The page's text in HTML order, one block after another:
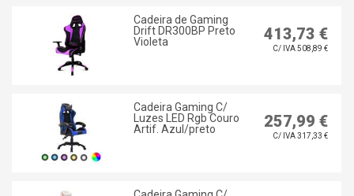
Cadeira de Gaming
Drift DR300BP Preto
Violeta
413,73 €
C/ IVA 508,89 €
Cadeira Gaming C/
Luzes LED Rgb Couro
Artif. Azul/preto
257,99 €
C/ IVA 317,33 €